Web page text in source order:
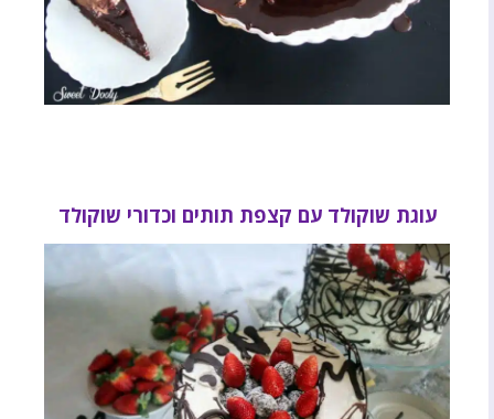
עוגת שוקולד עם קצפת תותים וכדורי שוקולד